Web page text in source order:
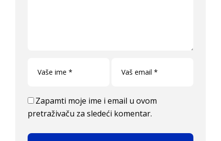
Zapamti moje ime i email u ovom
pretraživaču za sledeći komentar.